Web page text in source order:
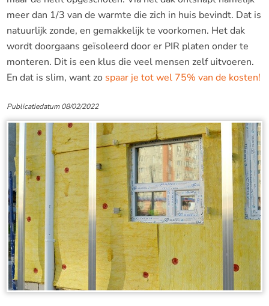
meer dan 1/3 van de warmte die zich in huis bevindt. Dat is
natuurlijk zonde, en gemakkelijk te voorkomen. Het dak
wordt doorgaans geïsoleerd door er PIR platen onder te
monteren. Dit is een klus die veel mensen zelf uitvoeren.
En dat is slim, want zo spaar je tot wel 75% van de kosten!
Publicatiedatum 08/02/2022